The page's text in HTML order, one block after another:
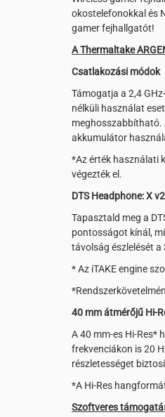
okostelefonokkal és
gamer fejhallgatót!
A Thermaltake
Csatlakozási módok
Támogatja a 2,4
nélküli használat
meghosszabbítható.
akkumulátor
*Az érték használati
végezték el.
DTS Headphone: X
Tapasztald meg a
pontosságot kínál,
távolság észlelését
* Az iTAKE engine
40 mm átmérőjű Hi-
A 40 mm-es Hi-Res*
frekvenciákon is 20
részletességet
*A Hi-Res
Szoftveres